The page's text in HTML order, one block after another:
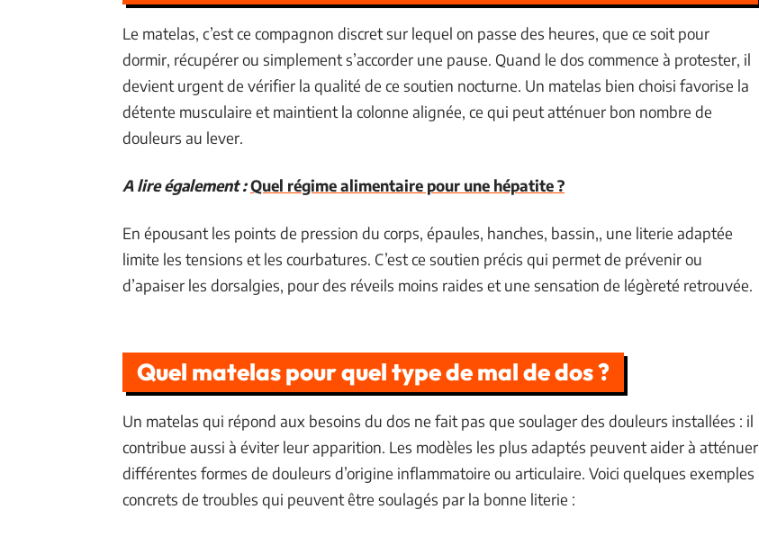
Le matelas, c’est ce compagnon discret sur lequel on passe des heures, que ce soit pour
dormir, récupérer ou simplement s’accorder une pause. Quand le dos commence à protester, il
devient urgent de vérifier la qualité de ce soutien nocturne. Un matelas bien choisi favorise la
détente musculaire et maintient la colonne alignée, ce qui peut atténuer bon nombre de
douleurs au lever.
A lire également :Quel régime alimentaire pour une hépatite ?
En épousant les points de pression du corps, épaules, hanches, bassin,, une literie adaptée
limite les tensions et les courbatures. C’est ce soutien précis qui permet de prévenir ou
d’apaiser les dorsalgies, pour des réveils moins raides et une sensation de légèreté retrouvée.
Quel matelas pour quel type de mal de dos ?
Un matelas qui répond aux besoins du dos ne fait pas que soulager des douleurs installées : il
contribue aussi à éviter leur apparition. Les modèles les plus adaptés peuvent aider à atténuer
différentes formes de douleurs d’origine inflammatoire ou articulaire. Voici quelques exemples
concrets de troubles qui peuvent être soulagés par la bonne literie :